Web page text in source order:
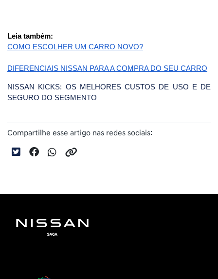
Leia também:
COMO ESCOLHER UM CARRO NOVO?
DIFERENCIAIS NISSAN PARA A COMPRA DO SEU CARRO
NISSAN KICKS: OS MELHORES CUSTOS DE USO E DE
SEGURO DO SEGMENTO
Compartilhe esse artigo nas redes sociais: